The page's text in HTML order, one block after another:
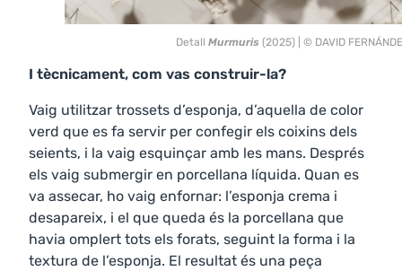
Detall Murmuris (2025) | © DAVID
I tècnicament, com vas construir-la?
Vaig utilitzar trossets d’esponja, d’aquella de color
verd que es fa servir per confegir els coixins dels
seients, i la vaig esquinçar amb les mans. Després
els vaig submergir en porcellana líquida. Quan es
va assecar, ho vaig enfornar: l’esponja crema i
desapareix, i el que queda és la porcellana que
havia omplert tots els forats, seguint la forma i la
textura de l’esponja. El resultat és una peça